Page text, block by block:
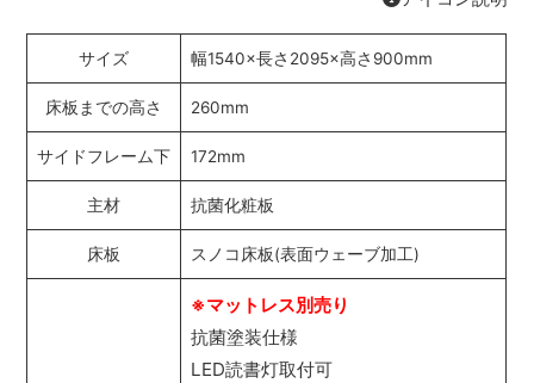
サイズ 幅1540×長さ2095×高さ900mm
床板までの高さ 260mm
サイドフレーム下 172mm
主材 抗菌化粧板
床板 スノコ床板(表面ウェーブ加工)
※マットレス別売り
抗菌塗装仕様
LED読書灯取付可